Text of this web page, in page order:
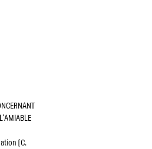
(C.